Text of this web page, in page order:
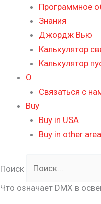
Программное
Знания
Джордж Вью
Калькулятор
Калькулятор
О
Связаться с
Buy
Buy in USA
Buy in other area
Поиск
Что означает DMX в